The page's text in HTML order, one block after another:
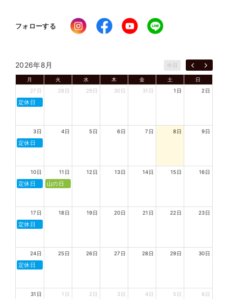
フォローする
2026年8月 今日
月 火 水 木 金 土
日
27日
定休日
28日 29日 30日 31日 1日 2日
3日
定休日
4日 5日 6日 7日 8日 9日
10日
定休日
11日
山の日
12日 13日 14日 15日 16日
17日
定休日
18日 19日 20日 21日 22日 23日
24日
定休日
25日 26日 27日 28日 29日 30日
31日 1日 2日 3日 4日 5日 6日